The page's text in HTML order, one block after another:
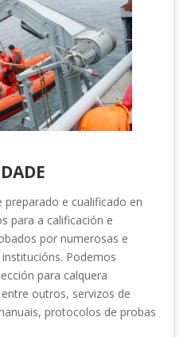
e cualificado en
para a calificación e
por numerosas e
Podemos
para calquera
outros, servizos de
protocolos de probas